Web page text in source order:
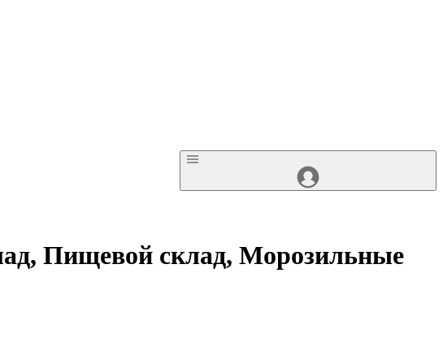
Пищевой склад, Морозильные